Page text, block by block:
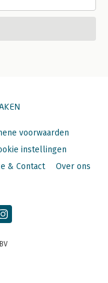
voorwaarden
instellingen
& Contact Over ons